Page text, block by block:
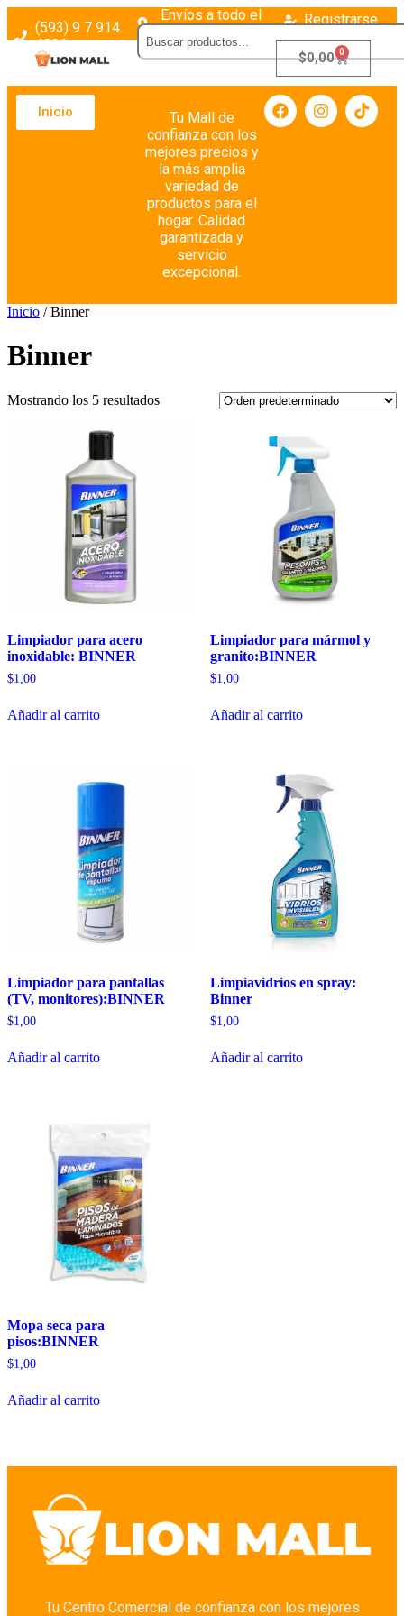
(593) 9 7 914
4526
Envíos a todo el
Registrarse
Login
$0,00 0
Inicio
Tu Mall de
confianza con los
mejores precios y
la más amplia
variedad de
productos para el
hogar. Calidad
garantizada y
servicio
excepcional.
Inicio / Binner
Binner
Mostrando los 5 resultados
Limpiador para acero
inoxidable: BINNER
$1,00
Añadir al carrito
Limpiador para mármol y
granito:BINNER
$1,00
Añadir al carrito
Limpiador para pantallas
(TV, monitores):BINNER
$1,00
Añadir al carrito
Limpiavidrios en spray:
Binner
$1,00
Añadir al carrito
Mopa seca para
pisos:BINNER
$1,00
Añadir al carrito
Tu Centro Comercial de confianza con los mejores